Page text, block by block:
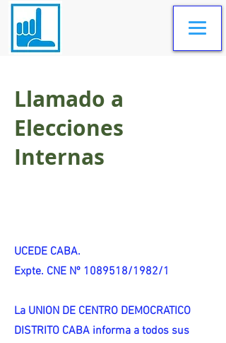
Llamado a
Elecciones
Internas
UCEDE CABA.
Expte. CNE Nº 1089518/1982/1
La UNION DE CENTRO DEMOCRATICO
DISTRITO CABA informa a todos sus